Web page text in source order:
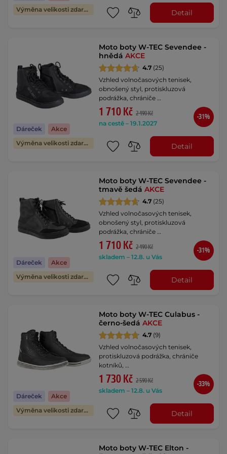
Výměna velikosti zdarma
Detail
Dáreček
Akce
Výměna velikosti zdarma
Moto boty W-TEC Sevendee -
hnědáAKCE
4.7 (25)
Vzhled volnočasových tenisek,
obnošený styl, protiskluzová
podrážka, chrániče …
1 710 Kč 2 490 Kč
na cestě – 19.1.2027
-31%
Detail
Dáreček
Akce
Výměna velikosti zdarma
Moto boty W-TEC Sevendee -
tmavě šedáAKCE
4.7 (25)
Vzhled volnočasových tenisek,
obnošený styl, protiskluzová
podrážka, chrániče …
1 710 Kč 2 490 Kč
skladem – 12.8. u Vás
-31%
Detail
Dáreček
Akce
Výměna velikosti zdarma
Moto boty W-TEC Culabus -
černo-šedáAKCE
4.7 (9)
Vzhled volnočasových tenisek,
protiskluzová podrážka, chrániče
kotníků, …
1 730 Kč 2 590 Kč
skladem – 12.8. u Vás
-33%
Detail
Moto boty W-TEC Elton -